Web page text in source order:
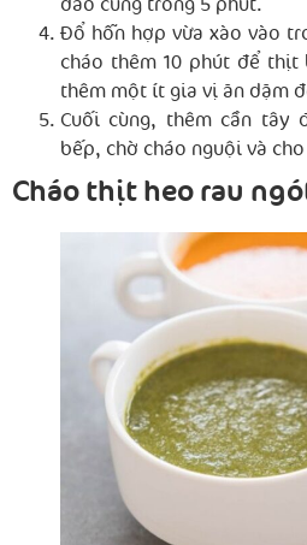
đảo cùng trong 5 phút.
Đổ hỗn hợp vừa xào vào
cháo thêm 10 phút để
thêm một ít gia vị ăn dặm
Cuối cùng, thêm cần tây
bếp, chờ cháo nguội và
Cháo thịt heo rau